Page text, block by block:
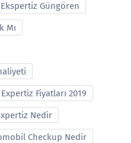
Güngören
Mı
Fiyatları 2019
Nedir
Checkup Nedir